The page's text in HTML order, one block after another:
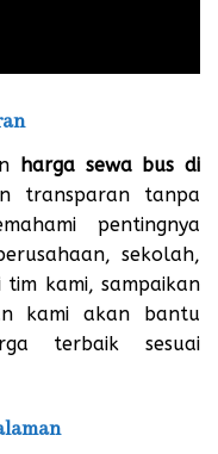
harga sewa bus di
transparan tanpa
pentingnya
sekolah,
kami, sampaikan
kami akan bantu
terbaik sesuai